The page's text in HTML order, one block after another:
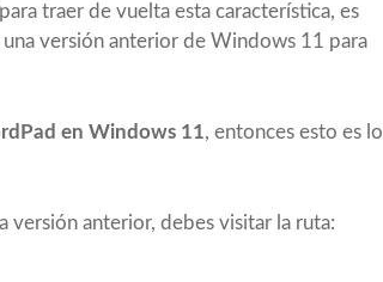
traer de vuelta esta característica, es
versión anterior de Windows 11 para
en Windows 11, entonces esto es lo
anterior, debes visitar la ruta: